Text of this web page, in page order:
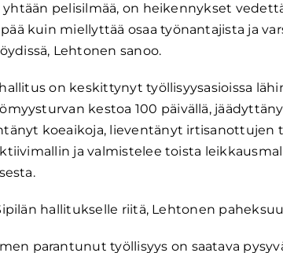
pelisilmää, on heikennykset
kuin miellyttää osaa työnantajista ja
Lehtonen sanoo.
on keskittynyt työllisyysasioissa
kestoa 100 päivällä,
koeaikoja, lieventänyt
ja valmistelee toista
hallitukselle riitä, Lehtonen
parantunut työllisyys on saatava